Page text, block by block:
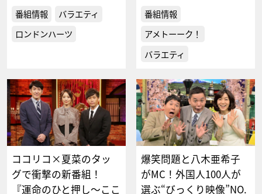
番組情報
バラエティ
ロンドンハーツ
番組情報
アメトーーク！
バラエティ
ココリコ×夏菜のタッ
グで衝撃の新番組！
『運命のひと押し～ここ
爆笑問題と八木亜希子
がMC！外国人100人が
選ぶ“びっくり映像”NO.